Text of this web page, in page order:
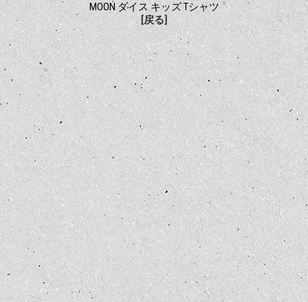
MOON ダイス キッズ Tシャツ
[戻る]